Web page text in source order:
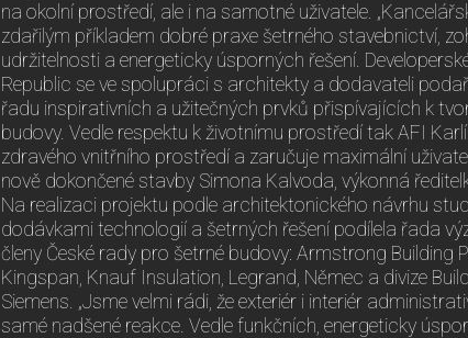
na okolní prostředí, ale i na samotné uživatele.
zdařilým příkladem dobré praxe šetrného stavebnictví,
udržitelnosti a energeticky úsporných řešení.
Republic se ve spolupráci s architekty a dodavateli
řadu inspirativních a užitečných prvků přispívajících k
budovy. Vedle respektu k životnímu prostředí tak AFI
zdravého vnitřního prostředí a zaručuje maximální
nově dokončené stavby Simona Kalvoda, výkonná
Na realizaci projektu podle architektonického návrhu
dodávkami technologií a šetrných řešení podílela řada
členy České rady pro šetrné budovy: Armstrong Building
Kingspan, Knauf Insulation, Legrand, Němec a divize
Siemens. „Jsme velmi rádi, že exteriér i interiér
samé nadšené reakce. Vedle funkčních, energeticky